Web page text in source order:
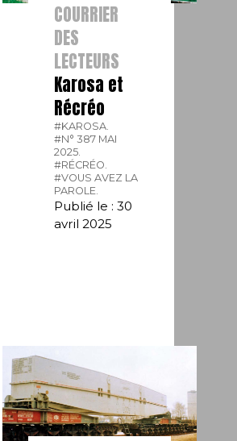
COURRIER
DES
LECTEURS
Karosa et
Récréo
#KAROSA.
#N° 387 MAI
2025.
#RÉCRÉO.
#VOUS AVEZ LA
PAROLE.
Publié le : 30
avril 2025